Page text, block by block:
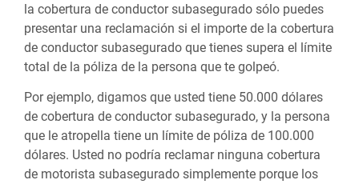
la cobertura de conductor subasegurado sólo puedes
presentar una reclamación si el importe de la cobertura
de conductor subasegurado que tienes supera el límite
total de la póliza de la persona que te golpeó.
Por ejemplo, digamos que usted tiene 50.000 dólares
de cobertura de conductor subasegurado, y la persona
que le atropella tiene un límite de póliza de 100.000
dólares. Usted no podría reclamar ninguna cobertura
de motorista subasegurado simplemente porque los